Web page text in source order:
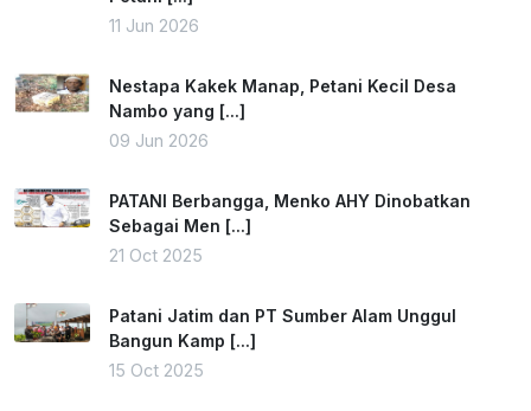
11 Jun 2026
Nestapa Kakek Manap, Petani Kecil Desa
Nambo yang [...]
09 Jun 2026
PATANI Berbangga, Menko AHY Dinobatkan
Sebagai Men [...]
21 Oct 2025
Patani Jatim dan PT Sumber Alam Unggul
Bangun Kamp [...]
15 Oct 2025